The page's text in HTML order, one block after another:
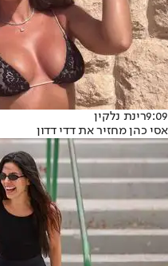
9:09רינת נלקין
אסי כהן מחזיר את דדי דדון